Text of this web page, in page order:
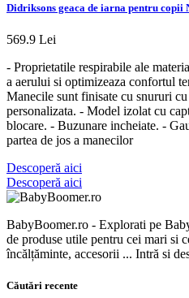
Didriksons geaca de iarna pentru
569.9 Lei
- Proprietatile respirabile ale
a aerului si optimizeaza confortul
Manecile sunt finisate cu snururi
personalizata. - Model izolat cu
blocare. - Buzunare incheiate. -
partea de jos a manecilor
Descoperă aici
Descoperă aici
BabyBoomer.ro - Explorati pe
de produse utile pentru cei mari si
încălțăminte, accesorii ... Intră si
Căutări recente